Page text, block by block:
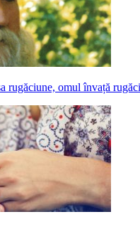
rugăciune, omul învață